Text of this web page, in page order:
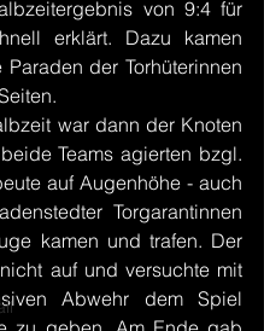
von 9:4 für
erklärt. Dazu kamen
Paraden der Torhüterinnen
war dann der Knoten
Teams agierten bzgl.
auf Augenhöhe - auch
Torgarantinnen
kamen und trafen. Der
auf und versuchte mit
Abwehr dem Spiel